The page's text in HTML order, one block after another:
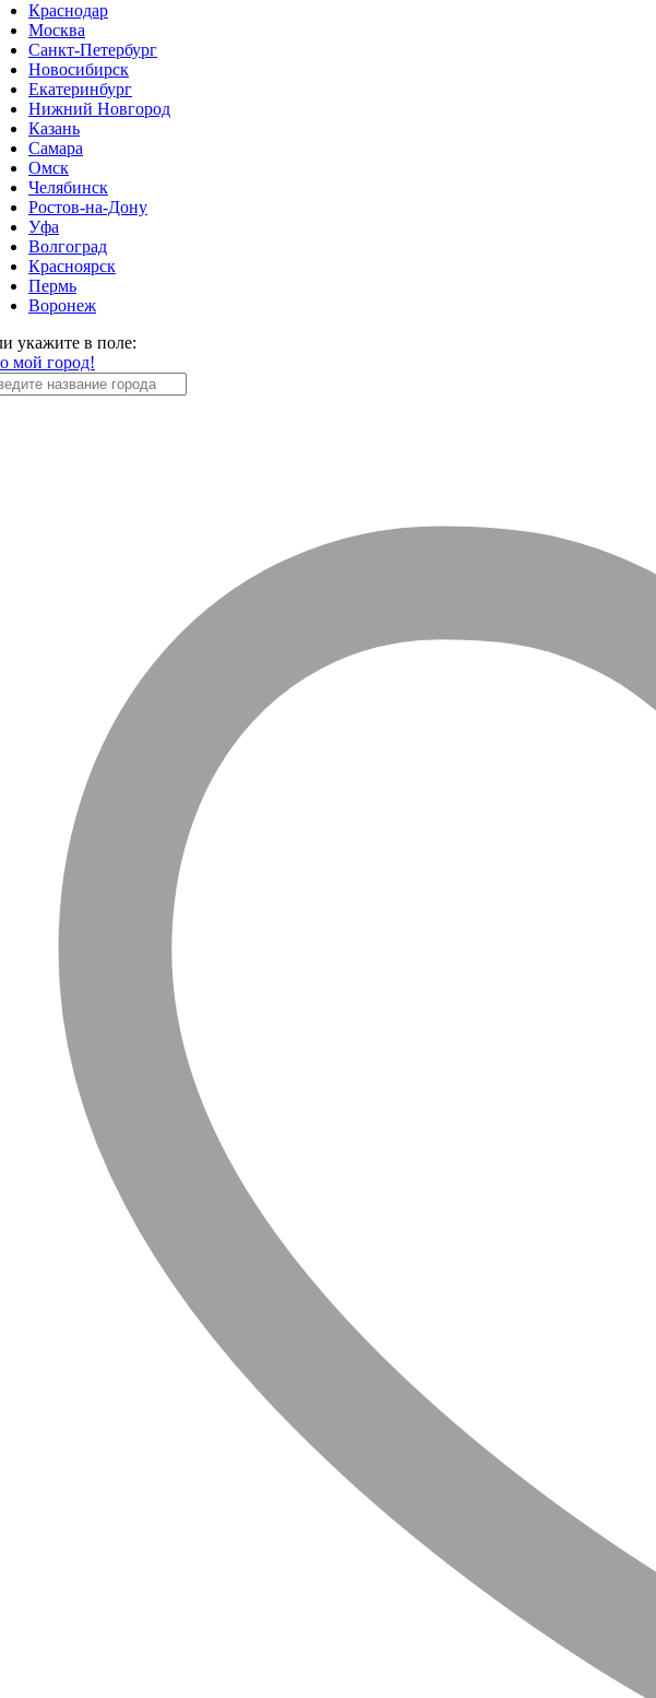
Краснодар
Москва
Санкт-Петербург
Новосибирск
Екатеринбург
Нижний Новгород
Казань
Самара
Омск
Челябинск
Ростов-на-Дону
Уфа
Волгоград
Красноярск
Пермь
Воронеж
укажите в поле:
мой город!